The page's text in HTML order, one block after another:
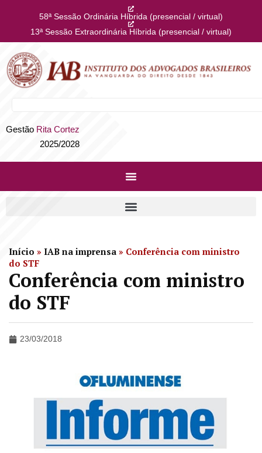
58ª Sessão Ordinária Híbrida (presencial / virtual)
13ª Sessão Extraordinária Híbrida (presencial / virtual)
Gestão Rita Cortez
2025/2028
Início » IAB na imprensa » Conferência com ministro
do STF
Conferência com ministro
do STF
23/03/2018